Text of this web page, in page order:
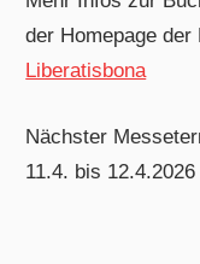
der Homepage der
Liberatisbona
Nächster
11.4. bis 12.4.2026